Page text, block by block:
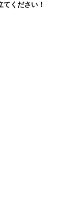
ください！